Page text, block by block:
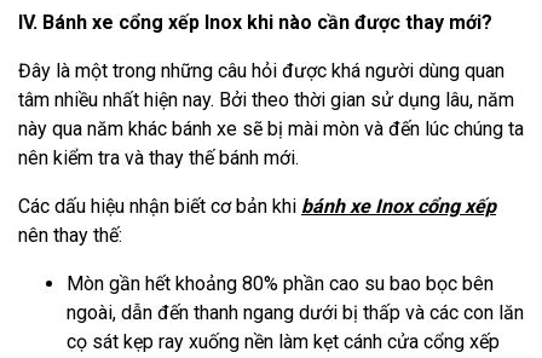
IV. Bánh xe cổng xếp Inox khi nào cần được thay mới?
Đây là một trong những câu hỏi được khá người dùng quan
tâm nhiều nhất hiện nay. Bởi theo thời gian sử dụng lâu, năm
này qua năm khác bánh xe sẽ bị mài mòn và đến lúc chúng ta
nên kiểm tra và thay thế bánh mới.
Các dấu hiệu nhận biết cơ bản khi bánh xe Inox cổng xếp
nên thay thế:
Mòn gần hết khoảng 80% phần cao su bao bọc bên
ngoài, dẫn đến thanh ngang dưới bị thấp và các con lăn
cọ sát kẹp ray xuống nền làm kẹt cánh cửa cổng xếp